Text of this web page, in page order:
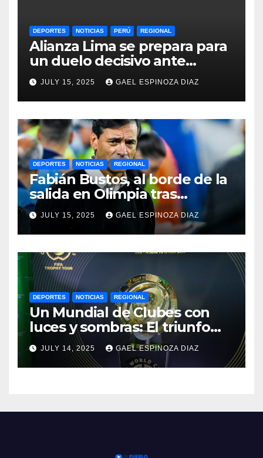
DEPORTES NOTICIAS PERÚ REGIONAL
Alianza Lima se prepara para
un duelo decisivo ante
Gremio por la Sudamericana
2025
JULY 15, 2025 GAEL ESPINOZA DIAZ
DEPORTES NOTICIAS REGIONAL
Fabián Bustos, al borde de la
salida en Olimpia tras
dolorosa derrota en
Paraguay
JULY 15, 2025 GAEL ESPINOZA DIAZ
DEPORTES NOTICIAS REGIONAL
Un Mundial de Clubes con
luces y sombras: El triunfo
del Chelsea y las lecciones
del torneo
JULY 14, 2025 GAEL ESPINOZA DIAZ